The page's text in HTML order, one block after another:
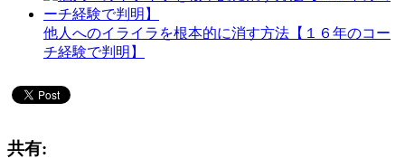
他人へのイライラを根本的に消す方法【１６年のコー
チ経験で判明】
共有: